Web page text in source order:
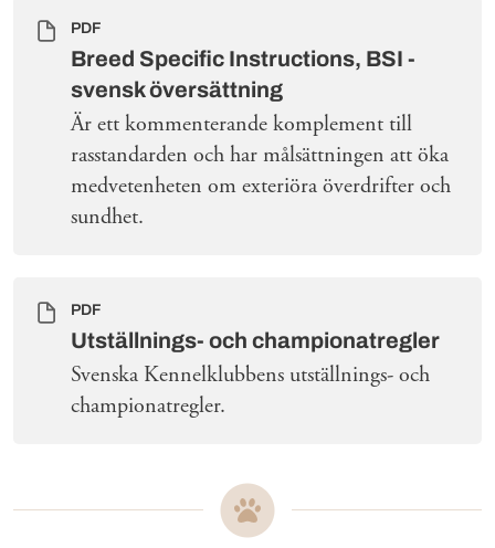
PDF
Breed Specific Instructions, BSI -
svensk översättning
Är ett kommenterande komplement till
rasstandarden och har målsättningen att öka
medvetenheten om exteriöra överdrifter och
sundhet.
PDF
Utställnings- och championatregler
Svenska Kennelklubbens utställnings- och
championatregler.